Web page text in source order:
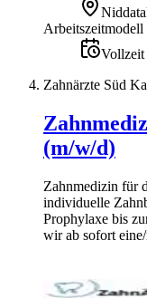
Arbeitszeitmodell
Vollzeit
Zahnärzte Süd
(m/w/d)
Zahnmedizin für
individuelle
Prophylaxe bis
wir ab sofort